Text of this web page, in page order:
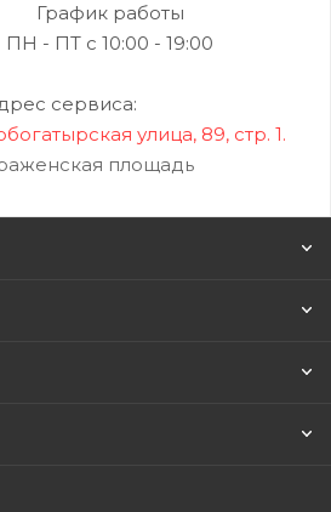
График работы
ПН - ПТ с 10:00 - 19:00
сервиса:
улица, 89, стр. 1.
площадь